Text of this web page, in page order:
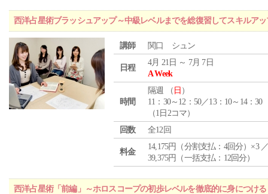
西洋占星術ブラッシュアップ～中級レベルまでを総復習してスキルア
講師 関口 シュン
日程
4月 21日 ～ 7月 7日
A Week
時間
隔週 （ 日 ）
11：30～12：50／13：10～14：30
（1日2コマ）
回数
全12回
料金
14,175円（分割支払：4回分）×3
39,375円（一括支払：12回分）
西洋占星術「前編」～ホロスコープの初歩レベルを徹底的に身につける